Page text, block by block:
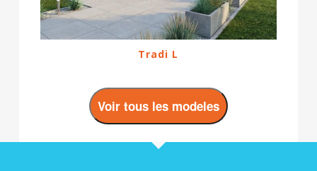
Tradi L
Voir tous les modeles